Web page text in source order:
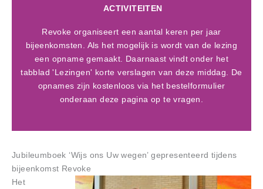
ACTIVITEITEN
Revoke organiseert een aantal keren per jaar
bijeenkomsten. Als het mogelijk is wordt van de lezing
een opname gemaakt. Daarnaast vindt onder het
tabblad 'Lezingen' korte verslagen van deze middag. De
opnames zijn kostenloos via het bestelformulier
onderaan deze pagina op te vragen.
Jubileumboek ‘Wijs ons Uw wegen’ gepresenteerd tijdens
bijeenkomst Revoke
Het